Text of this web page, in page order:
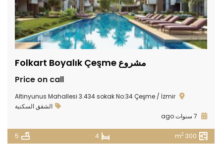
مشروع Folkart Boyalık Çeşme
Price on call
Altinyunus Mahallesi 3.434 sokak No:34 Çeşme / İzmir
الشقق السكنية
300 m
2
4
5